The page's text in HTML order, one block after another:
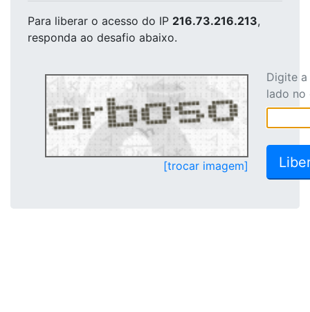
Para liberar o acesso do IP 216.73.216.213,
responda ao desafio abaixo.
[trocar imagem]
Digite
lado no